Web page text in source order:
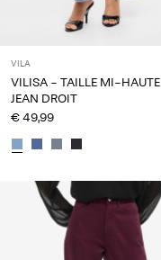
VILA
VILISA - TAILLE MI-HAUTE
JEAN DROIT
€ 49,99